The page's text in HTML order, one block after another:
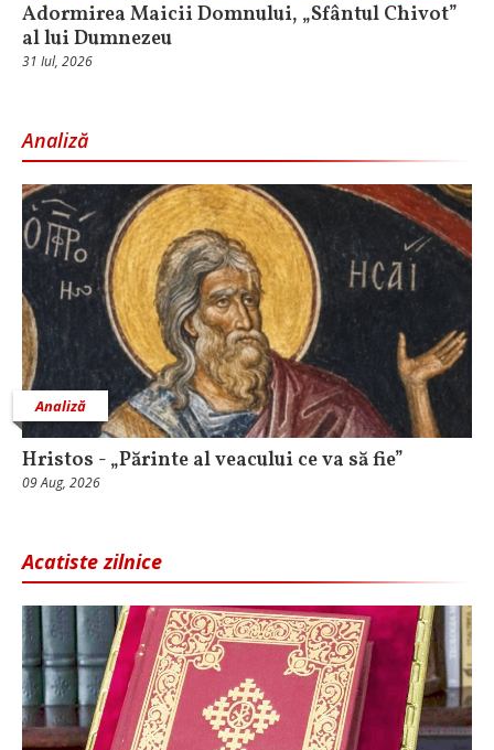
Adormirea Maicii Domnului, „Sfântul Chivot”
al lui Dumnezeu
31 Iul, 2026
Analiză
Analiză
Hristos - „Părinte al veacului ce va să fie”
09 Aug, 2026
Acatiste zilnice